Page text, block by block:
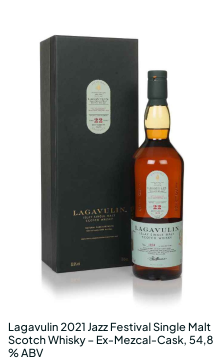
Lagavulin 2021 Jazz Festival Single Malt
Scotch Whisky – Ex-Mezcal-Cask, 54,8
% ABV